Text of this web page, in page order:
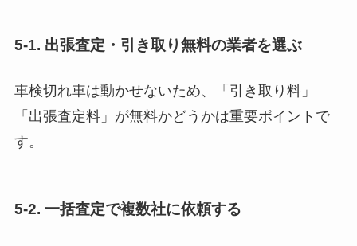
5-1. 出張査定・引き取り無料の業者を選ぶ
車検切れ車は動かせないため、「引き取り料」
「出張査定料」が無料かどうかは重要ポイントで
す。
5-2. 一括査定で複数社に依頼する